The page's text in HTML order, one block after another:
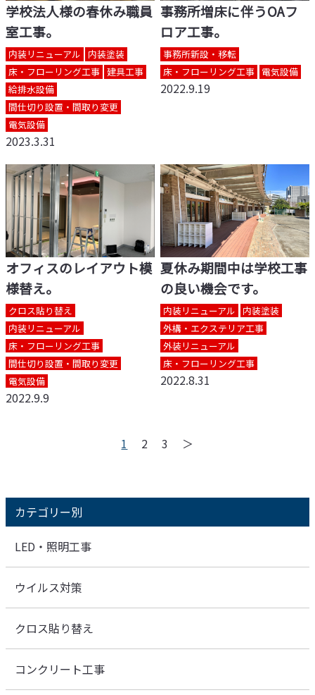
学校法人様の春休み職員
室工事。
内装リニューアル
内装塗装
床・フローリング工事 建具工事
給排水設備
間仕切り設置・間取り変更
電気設備
2023.3.31
事務所増床に伴うOAフ
ロア工事。
事務所新設・移転
床・フローリング工事 電気設備
2022.9.19
オフィスのレイアウト模
様替え。
クロス貼り替え
内装リニューアル
床・フローリング工事
間仕切り設置・間取り変更
電気設備
2022.9.9
夏休み期間中は学校工事
の良い機会です。
内装リニューアル
内装塗装
外構・エクステリア工事
外装リニューアル
床・フローリング工事
2022.8.31
1 2 3 ＞
カテゴリー別
LED・照明工事
ウイルス対策
クロス貼り替え
コンクリート工事